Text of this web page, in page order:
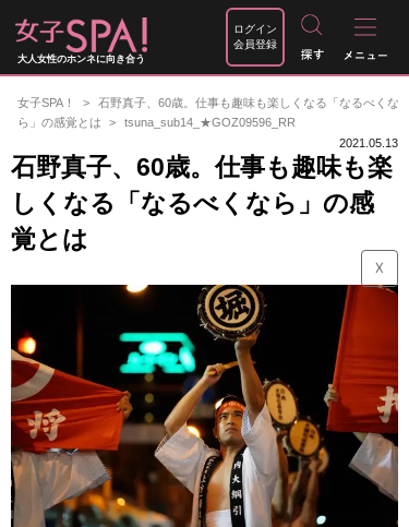
大人女性のホンネに向き合う
ログイン
会員登録
女子SPA！
石野真子、60歳。仕事も趣味も楽しくなる「なるべくな
ら」の感覚とは
tsuna_sub14_★GOZ09596_RR
2021.05.13
石野真子、60歳。仕事も趣味も楽
しくなる「なるべくなら」の感
覚とは
☓